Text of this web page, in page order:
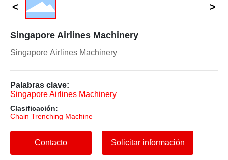
Singapore Airlines Machinery
Singapore Airlines Machinery
Palabras clave:
Singapore Airlines Machinery
Clasificación:
Chain Trenching Machine
Contacto Solicitar información